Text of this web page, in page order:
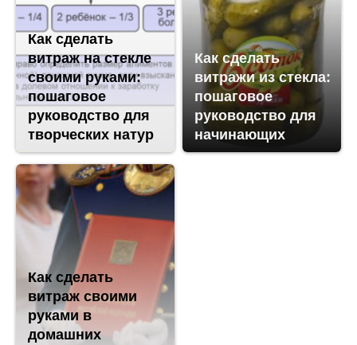
Как сделать
витраж на стекле
своими руками:
пошаговое
руководство для
творческих натур
Как сделать
витражи из стекла:
пошаговое
руководство для
начинающих
Как сделать
витраж своими
руками в
домашних